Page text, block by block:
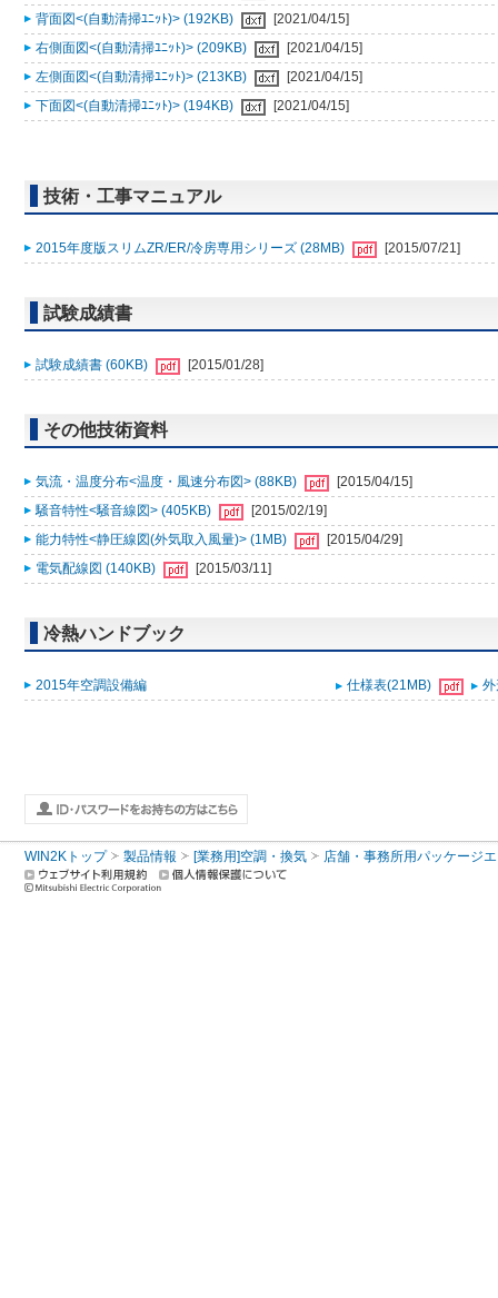
背面図<(自動清掃ﾕﾆｯﾄ)> (192KB)
[2021/04/15]
右側面図<(自動清掃ﾕﾆｯﾄ)> (209KB)
[2021/04/15]
左側面図<(自動清掃ﾕﾆｯﾄ)> (213KB)
[2021/04/15]
下面図<(自動清掃ﾕﾆｯﾄ)> (194KB)
[2021/04/15]
技術・工事マニュアル
2015年度版スリムZR/ER/冷房専用シリーズ (28MB) [2015/07/21]
試験成績書
試験成績書 (60KB) [2015/01/28]
その他技術資料
気流・温度分布<温度・風速分布図> (88KB)
[2015/04/15]
騒音特性<騒音線図> (405KB)
[2015/02/19]
能力特性<静圧線図(外気取入風量)> (1MB)
[2015/04/29]
電気配線図 (140KB)
[2015/03/11]
冷熱ハンドブック
2015年空調設備編 仕様表(21MB)
WIN2Kトップ 製品情報 [業務用]空調・換気 店舗・事務所用パッケージ